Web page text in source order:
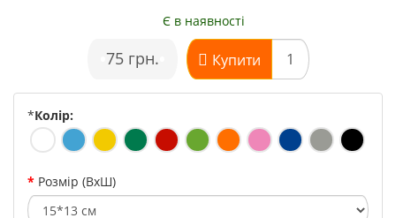
Є в наявності
75 грн. Купити
*Колір:
Розмір (ВхШ)